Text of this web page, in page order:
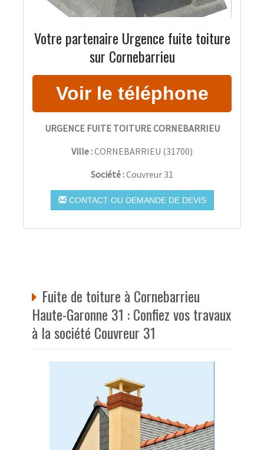
Votre partenaire Urgence fuite toiture
sur Cornebarrieu
URGENCE FUITE TOITURE CORNEBARRIEU
Ville :CORNEBARRIEU (31700)
Société :Couvreur 31
CONTACT OU DEMANDE DE DEVIS
Fuite de toiture à Cornebarrieu
Haute-Garonne 31 : Confiez vos travaux
à la société Couvreur 31